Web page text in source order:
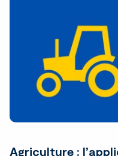
Agriculture :